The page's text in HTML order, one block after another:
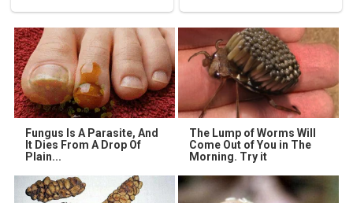
Fungus Is A Parasite, And
It Dies From A Drop Of
Plain...
The Lump of Worms Will
Come Out of You in The
Morning. Try it